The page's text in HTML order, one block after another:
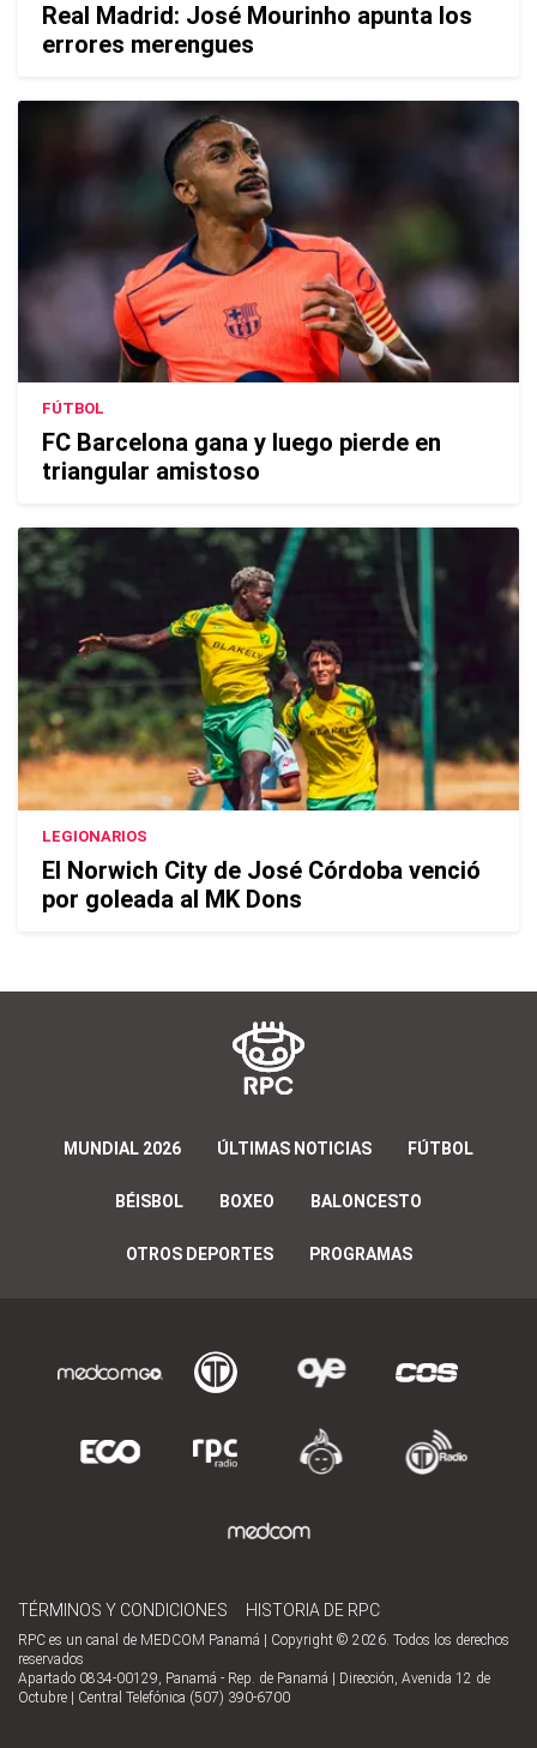
Real Madrid: José Mourinho apunta los
errores merengues
FÚTBOL
FC Barcelona gana y luego pierde en
triangular amistoso
LEGIONARIOS
El Norwich City de José Córdoba venció
por goleada al MK Dons
MUNDIAL 2026 ÚLTIMAS NOTICIAS FÚTBOL
BÉISBOL BOXEO BALONCESTO
OTROS DEPORTES PROGRAMAS
TÉRMINOS Y CONDICIONES HISTORIA DE RPC
RPC es un canal de MEDCOM Panamá | Copyright © 2026. Todos los derechos
reservados
Apartado 0834-00129, Panamá - Rep. de Panamá | Dirección, Avenida 12 de
Octubre | Central Telefónica (507) 390-6700